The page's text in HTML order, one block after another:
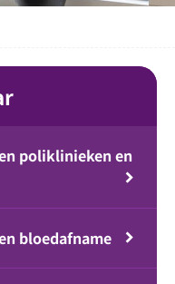
poliklinieken en
bloedafname